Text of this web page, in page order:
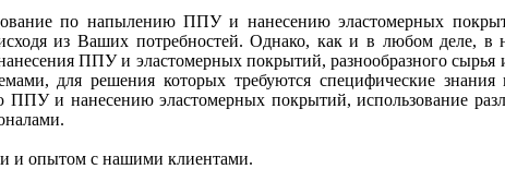
по напылению ППУ и нанесению эластомерных
из Ваших потребностей. Однако, как и в любом
ППУ и эластомерных покрытий, разнообразного
для решения которых требуются специфические
ППУ и нанесению эластомерных покрытий, использование
и опытом с нашими клиентами.